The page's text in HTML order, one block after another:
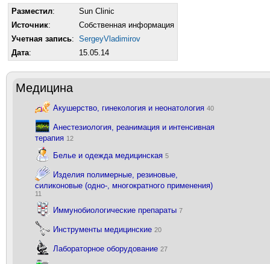
Разместил:
Sun Clinic
Источник:
Собственная информация
Учетная запись: SergeyVladimirov
Дата: 15.05.14
Медицина
Акушерство, гинекология и неонатология 40
Анестезиология, реанимация и интенсивная
терапия 12
Белье и одежда медицинская 5
Изделия полимерные, резиновые,
силиконовые (одно-, многократного применения)
11
Иммунобиологические препараты 7
Инструменты медицинские 20
Лабораторное оборудование 27